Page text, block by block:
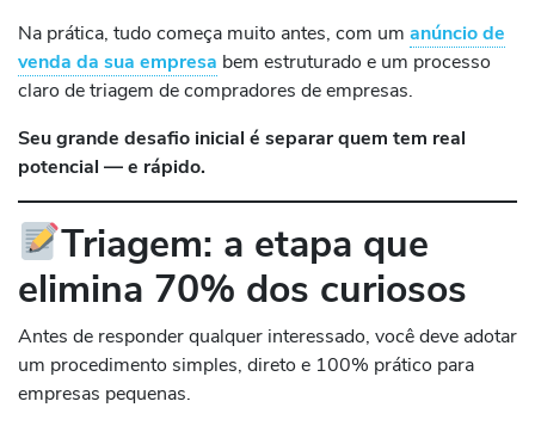
Na prática, tudo começa muito antes, com um anúncio de
venda da sua empresa bem estruturado e um processo
claro de triagem de compradores de empresas.
Seu grande desafio inicial é separar quem tem real
potencial — e rápido.
Triagem: a etapa que
elimina 70% dos curiosos
Antes de responder qualquer interessado, você deve adotar
um procedimento simples, direto e 100% prático para
empresas pequenas.